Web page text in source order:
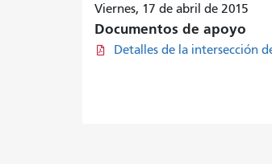
Viernes, 17 de abril de 2015
Documentos de apoyo
Detalles de la intersección